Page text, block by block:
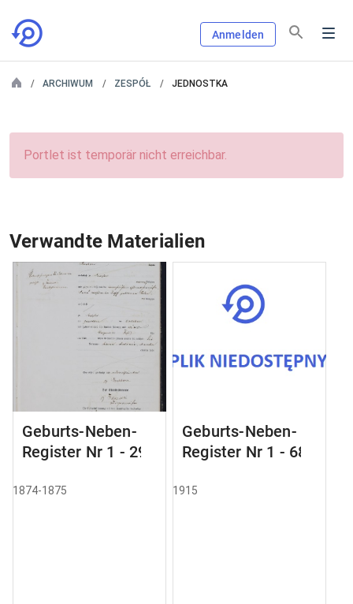
Anmelden
ARCHIWUM ZESPÓŁ JEDNOSTKA
Portlet ist temporär nicht erreichbar.
Verwandte Materialien
Geburts-Neben-
Register Nr 1 - 29
1874-1875
Geburts-Neben-
Register Nr 1 - 68
1915